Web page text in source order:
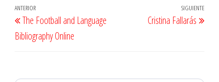
Navegación
de
entradas
Entrada
anterior
ANTERIOR
The Football and Language
Bibliography Online
SIGUIENTE
Cristina Fallarás